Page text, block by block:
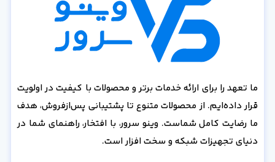
ما تعهد را برای ارائه خدمات برتر و محصولات با کیفیت در اولویت
قرار داده‌ایم. از محصولات متنوع تا پشتیبانی پس‌از‌فروش، هدف
ما رضایت کامل شماست. وینو سرور، با افتخار، راهنمای شما در
دنیای تجهیزات شبکه و سخت افزار است.